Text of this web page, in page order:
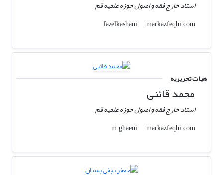
استاد خارج فقه و اصول حوزه علمیه قم
fazelkashani
markazfeqhi.com
هیات تحریریه
محمد قائنی
استاد خارج فقه و اصول حوزه علمیه قم
m.ghaeni
markazfeqhi.com